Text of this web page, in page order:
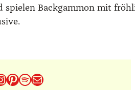
spielen Backgammon mit
Pinterest
Spotify
E-Mail